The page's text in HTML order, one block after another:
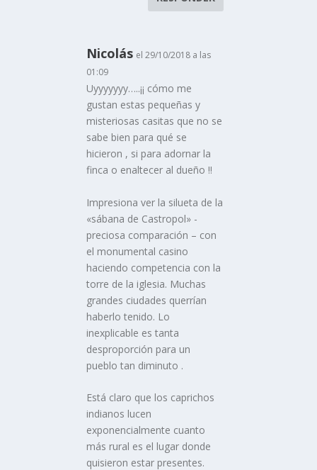
Nicolás el 29/10/2018 a las
01:09
Uyyyyyyy…..¡¡ cómo me
gustan estas pequeñas y
misteriosas casitas que no se
sabe bien para qué se
hicieron , si para adornar la
finca o enaltecer al dueño !!
Impresiona ver la silueta de la
«sábana de Castropol» -
preciosa comparación – con
el monumental casino
haciendo competencia con la
torre de la iglesia. Muchas
grandes ciudades querrían
haberlo tenido. Lo
inexplicable es tanta
desproporción para un
pueblo tan diminuto .
Está claro que los caprichos
indianos lucen
exponencialmente cuanto
más rural es el lugar donde
quisieron estar presentes.